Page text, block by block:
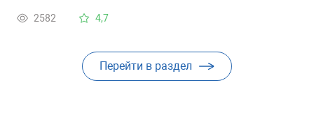
2582 4,7
Перейти в раздел